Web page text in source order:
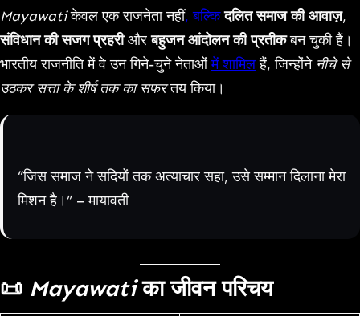
Mayawatiकेवल एक राजनेता नहीं, बल्कि दलित समाज की आवाज़,
संविधान की सजग प्रहरीऔरबहुजन आंदोलन की प्रतीकबन चुकी हैं।
भारतीय राजनीति में वे उन गिने-चुने नेताओंमें शामिलहैं, जिन्होंने नीचे से
उठकर सत्ता के शीर्ष तक का सफरतय किया।
“जिस समाज ने सदियों तक अत्याचार सहा, उसे सम्मान दिलाना मेरा
मिशन है।” – मायावती
📜 Mayawatiका जीवन परिचय